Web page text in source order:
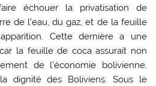
échouer la privatisation de
de l’eau, du gaz, et de la feuille
Cette dernière a une
la feuille de coca assurait non
de l’économie bolivienne,
dignité des Boliviens. Sous le